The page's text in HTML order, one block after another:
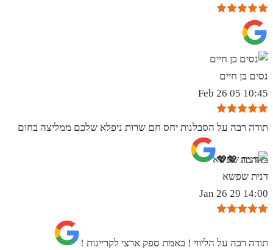
נסים בן חיים
10:45 05 Feb 26
תודה רבה על הסבלנות יחס חם שרות ניפלא שלכם ממליצה בחום
באהבה 💖💖
דנית שפשא
14:00 29 Jan 26
תודה רבה על הליווי ! באמת ספק ארצי לקריינות !